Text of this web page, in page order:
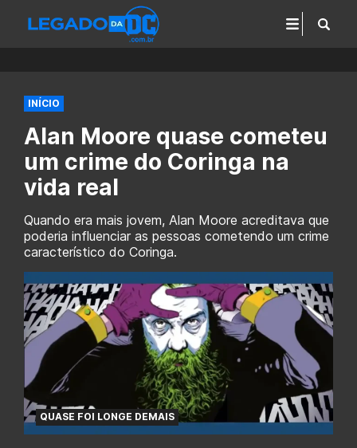
INÍCIO
Alan Moore quase cometeu
um crime do Coringa na
vida real
Quando era mais jovem, Alan Moore acreditava que
poderia influenciar as pessoas cometendo um crime
característico do Coringa.
QUASE FOI LONGE DEMAIS